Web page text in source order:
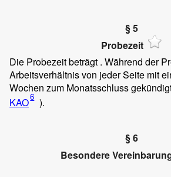
§ 5
Probezeit
Die Probezeit beträgt . Während der
Arbeitsverhältnis von jeder Seite mit
Wochen zum Monatsschluss
KAO6 ).
§ 6
Besondere